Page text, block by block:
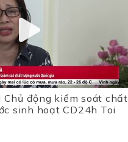
Chủ động kiểm soát chất
sinh hoạt CD24h Toi